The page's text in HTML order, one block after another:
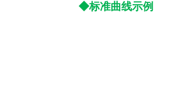
◆标准曲线示例